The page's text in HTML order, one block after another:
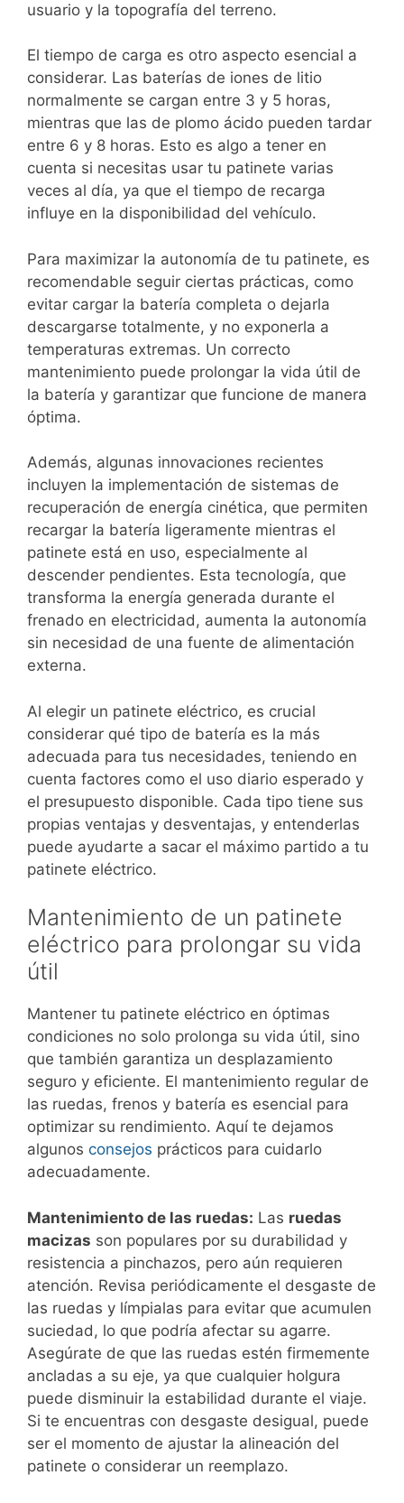
usuario y la topografía del terreno.
El tiempo de carga es otro aspecto esencial a
considerar. Las baterías de iones de litio
normalmente se cargan entre 3 y 5 horas,
mientras que las de plomo ácido pueden tardar
entre 6 y 8 horas. Esto es algo a tener en
cuenta si necesitas usar tu patinete varias
veces al día, ya que el tiempo de recarga
influye en la disponibilidad del vehículo.
Para maximizar la autonomía de tu patinete, es
recomendable seguir ciertas prácticas, como
evitar cargar la batería completa o dejarla
descargarse totalmente, y no exponerla a
temperaturas extremas. Un correcto
mantenimiento puede prolongar la vida útil de
la batería y garantizar que funcione de manera
óptima.
Además, algunas innovaciones recientes
incluyen la implementación de sistemas de
recuperación de energía cinética, que permiten
recargar la batería ligeramente mientras el
patinete está en uso, especialmente al
descender pendientes. Esta tecnología, que
transforma la energía generada durante el
frenado en electricidad, aumenta la autonomía
sin necesidad de una fuente de alimentación
externa.
Al elegir un patinete eléctrico, es crucial
considerar qué tipo de batería es la más
adecuada para tus necesidades, teniendo en
cuenta factores como el uso diario esperado y
el presupuesto disponible. Cada tipo tiene sus
propias ventajas y desventajas, y entenderlas
puede ayudarte a sacar el máximo partido a tu
patinete eléctrico.
Mantenimiento de un patinete
eléctrico para prolongar su vida
útil
Mantener tu patinete eléctrico en óptimas
condiciones no solo prolonga su vida útil, sino
que también garantiza un desplazamiento
seguro y eficiente. El mantenimiento regular de
las ruedas, frenos y batería es esencial para
optimizar su rendimiento. Aquí te dejamos
algunos consejos prácticos para cuidarlo
adecuadamente.
Mantenimiento de las ruedas: Las ruedas
macizas son populares por su durabilidad y
resistencia a pinchazos, pero aún requieren
atención. Revisa periódicamente el desgaste de
las ruedas y límpialas para evitar que acumulen
suciedad, lo que podría afectar su agarre.
Asegúrate de que las ruedas estén firmemente
ancladas a su eje, ya que cualquier holgura
puede disminuir la estabilidad durante el viaje.
Si te encuentras con desgaste desigual, puede
ser el momento de ajustar la alineación del
patinete o considerar un reemplazo.